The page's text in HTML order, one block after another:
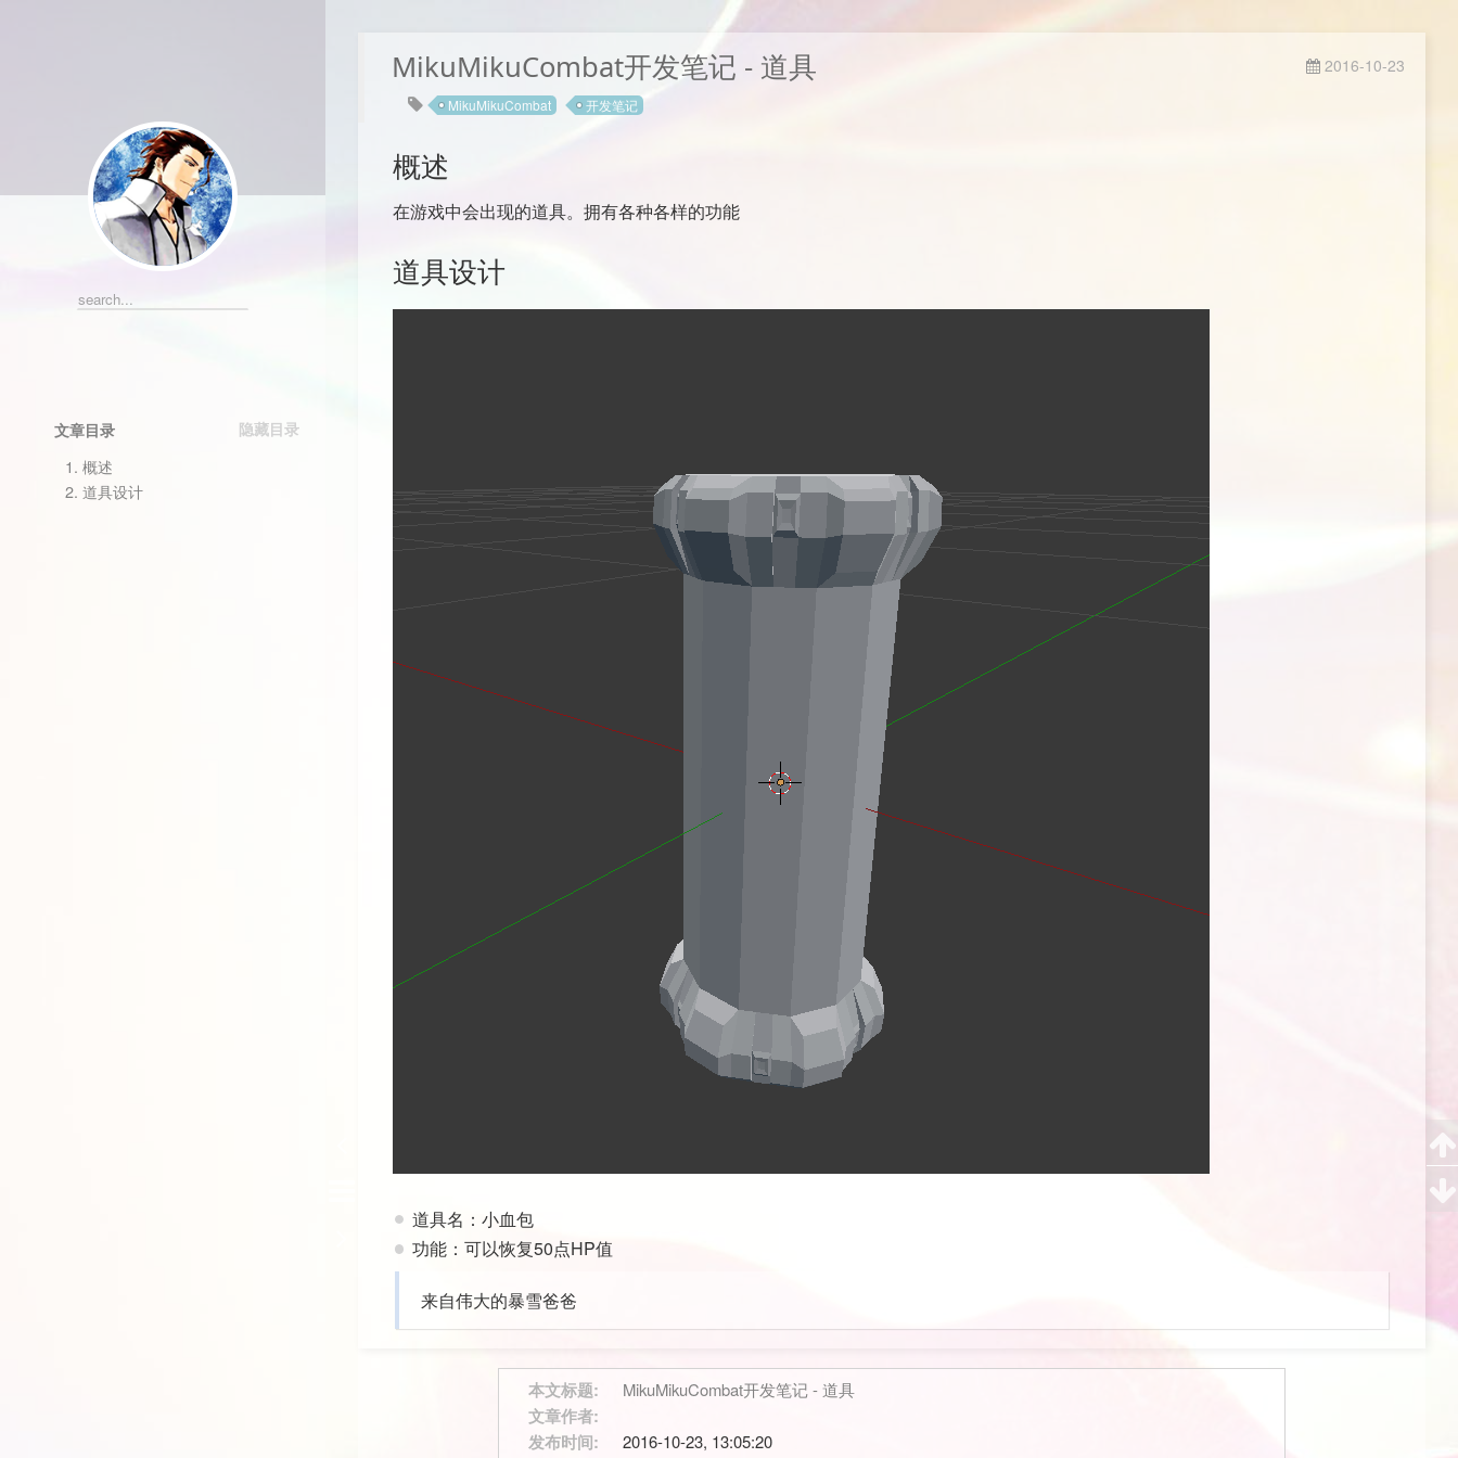
2016-10-23
MikuMikuCombat开发笔记 - 道具
MikuMikuCombat 开发笔记
概述
在游戏中会出现的道具。拥有各种各样的功能
道具设计
道具名：小血包
功能：可以恢复50点HP值
来自伟大的暴雪爸爸
本文标题: MikuMikuCombat开发笔记 - 道具
文章作者:
发布时间:
2016-10-23, 13:05:20
文章目录
1. 概述
2. 道具设计